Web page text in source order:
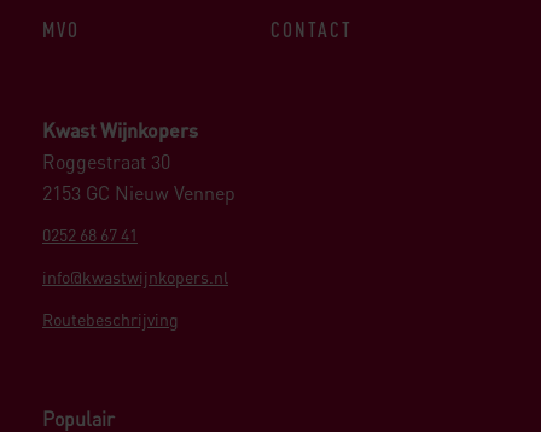
Kwast Wijnkopers
Roggestraat 30
2153 GC Nieuw Vennep
0252 68 67 41
info@kwastwijnkopers.nl
Routebeschrijving
Populair
MVO
CONTACT